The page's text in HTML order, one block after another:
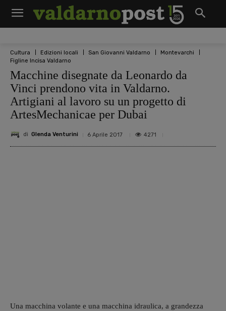
Cultura Edizioni locali San Giovanni Valdarno
Montevarchi
Figline Incisa Valdarno
Macchine disegnate da Leonardo da
Vinci prendono vita in Valdarno.
Artigiani al lavoro su un progetto di
ArtesMechanicae per Dubai
di Glenda Venturini 6 Aprile 2017 4271
Una macchina volante e una macchina idraulica, a grandezza